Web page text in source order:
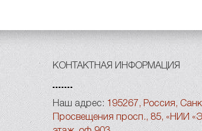
КОНТАКТНАЯ ИНФОРМАЦИЯ
Наш адрес: 195267, Россия,
Просвещения просп., 85, «НИИ